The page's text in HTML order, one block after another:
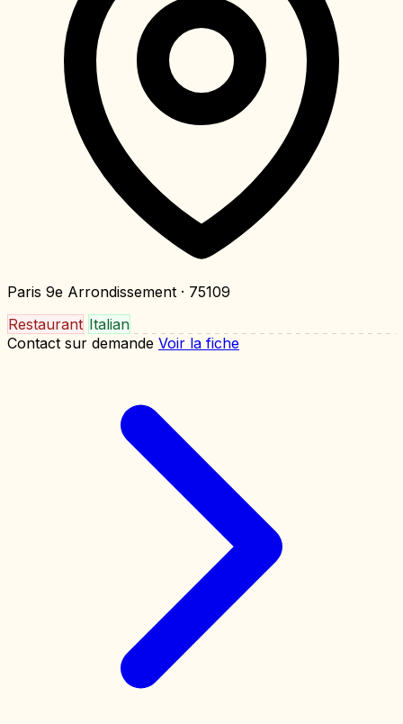
Paris 9e Arrondissement · 75109
Restaurant Italian
Contact sur demande Voir la fiche